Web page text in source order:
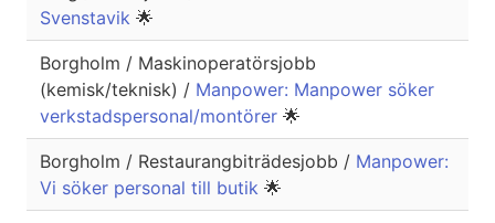
Svenstavik 🌟
Borgholm / Maskinoperatörsjobb
(kemisk/teknisk) / Manpower: Manpower söker
verkstadspersonal/montörer 🌟
Borgholm / Restaurangbiträdesjobb / Manpower:
Vi söker personal till butik 🌟